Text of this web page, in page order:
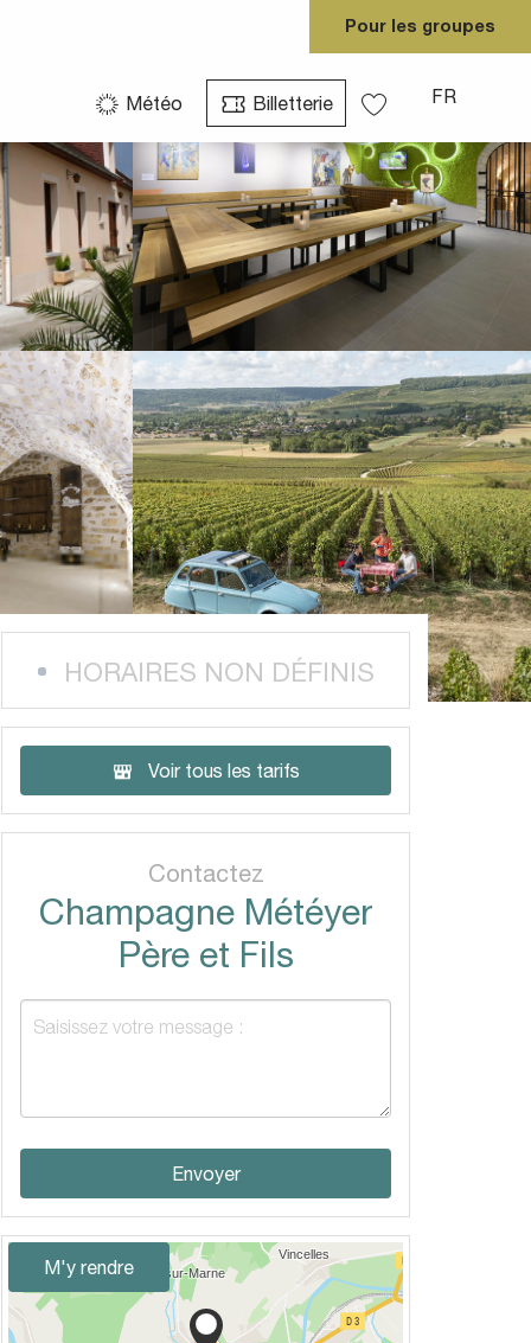
Météo
Billetterie
FR
Pour les groupes
HORAIRES NON DÉFINIS
Voir tous les tarifs
Contactez
Champagne Météyer
Père et Fils
Envoyer
M'y rendre